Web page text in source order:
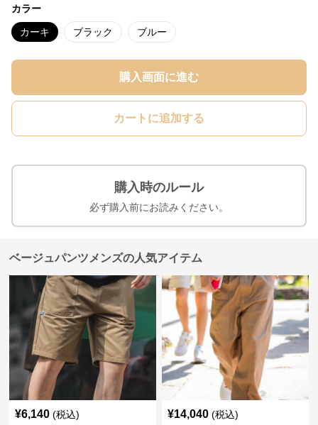
カラー
カーキ ブラック ブルー
購入画面に進む
カートに追加する
購入時のルール
必ず購入前にお読みください。
ベージュパンツメンズの人気アイテム
¥6,140 (税込) ¥14,040 (税込)